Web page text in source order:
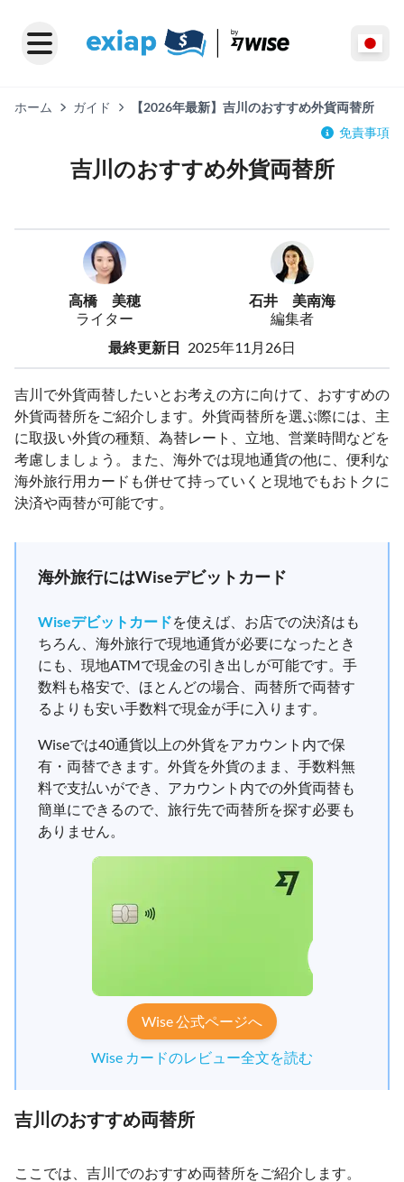
ホーム ガイド
【2026年最新】吉川のおすすめ外貨両替所
免責事項
吉川のおすすめ外貨両替所
高橋 美穂
ライター
石井 美南海
編集者
最終更新日 2025年11月26日
吉川で外貨両替したいとお考えの方に向けて、おすすめの
外貨両替所をご紹介します。外貨両替所を選ぶ際には、主
に取扱い外貨の種類、為替レート、立地、営業時間などを
考慮しましょう。また、海外では現地通貨の他に、便利な
海外旅行用カードも併せて持っていくと現地でもおトクに
決済や両替が可能です。
海外旅行にはWiseデビットカード
Wiseデビットカードを使えば、お店での決済はも
ちろん、海外旅行で現地通貨が必要になったとき
にも、現地ATMで現金の引き出しが可能です。手
数料も格安で、ほとんどの場合、両替所で両替す
るよりも安い手数料で現金が手に入ります。
Wiseでは40通貨以上の外貨をアカウント内で保
有・両替できます。外貨を外貨のまま、手数料無
料で支払いができ、アカウント内での外貨両替も
簡単にできるので、旅行先で両替所を探す必要も
ありません。
Wise 公式ページへ
Wise カードのレビュー全文を読む
吉川のおすすめ両替所
ここでは、吉川でのおすすめ両替所をご紹介します。